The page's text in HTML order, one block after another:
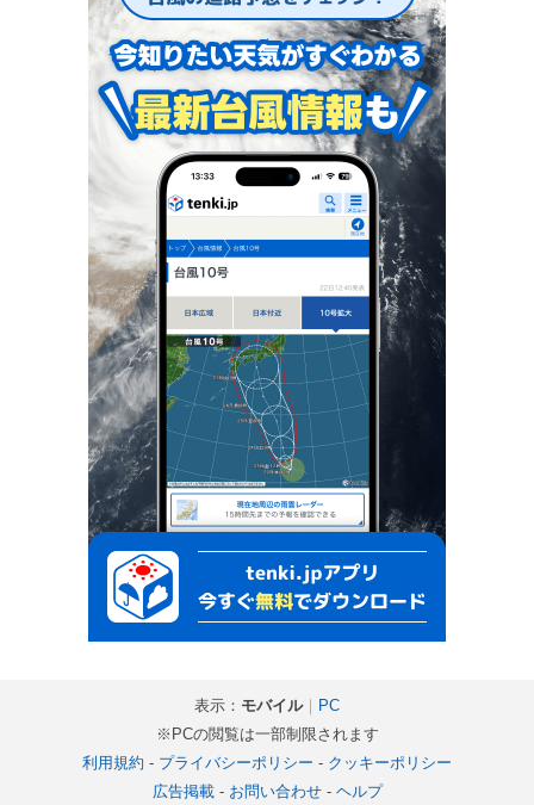
表示： モバイル｜ PC
※PCの閲覧は一部制限されます
利用規約 - プライバシーポリシー - クッキーポリシー
広告掲載- お問い合わせ- ヘルプ